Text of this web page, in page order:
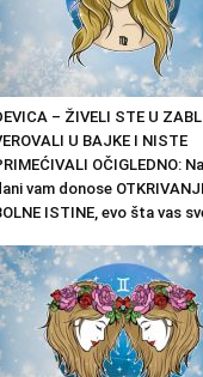
– ŽIVELI STE U
U BAJKE I NISTE
OČIGLEDNO:
vam donose
ISTINE, evo šta vas